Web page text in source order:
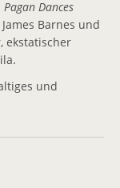
Pagan Dances
Barnes und
ekstatischer
und